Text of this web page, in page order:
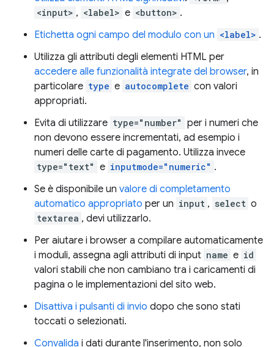
<input> , <label> e <button> .
Etichetta ogni campo del modulo con un <label> .
Utilizza gli attributi degli elementi HTML per
accedere alle funzionalità integrate del browser, in
particolare type e autocomplete con valori
appropriati.
Evita di utilizzare type="number" per i numeri che
non devono essere incrementati, ad esempio i
numeri delle carte di pagamento. Utilizza invece
type="text" e inputmode="numeric" .
Se è disponibile un valore di completamento
automatico appropriato per un input , select o
textarea , devi utilizzarlo.
Per aiutare i browser a compilare automaticamente
i moduli, assegna agli attributi di input name e id
valori stabili che non cambiano tra i caricamenti di
pagina o le implementazioni del sito web.
Disattiva i pulsanti di invio dopo che sono stati
toccati o selezionati.
Convalida i dati durante l'inserimento, non solo